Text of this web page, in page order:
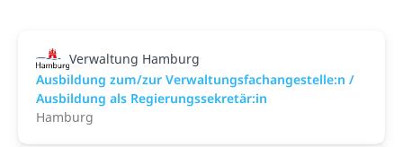
Verwaltung Hamburg
Ausbildung zum/zur Verwaltungsfachangestelle:n /
Ausbildung als Regierungssekretär:in
Hamburg